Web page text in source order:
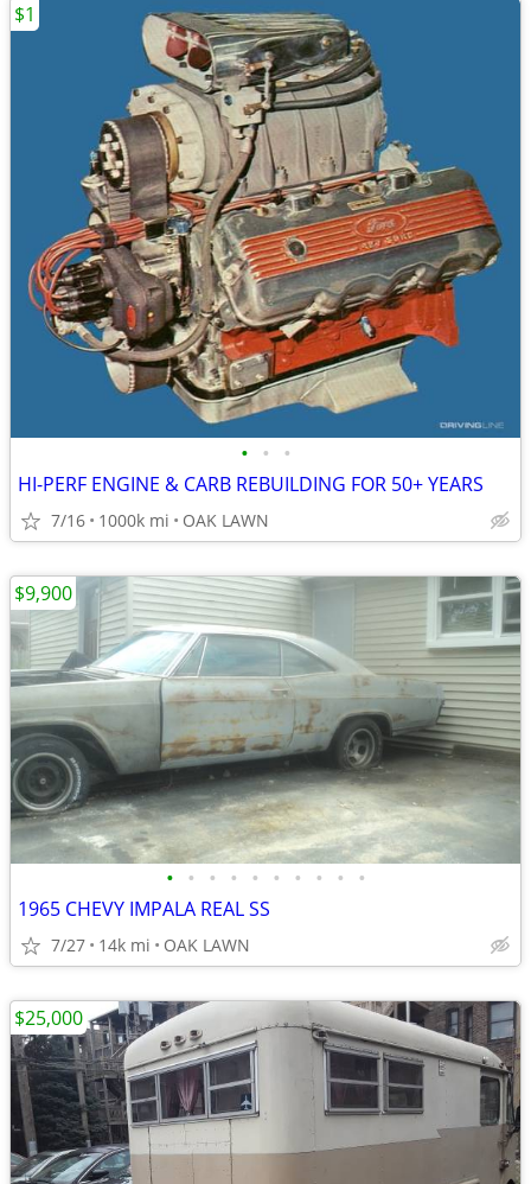
• • •
HI-PERF ENGINE & CARB REBUILDING FOR 50+ YEARS
7/16 1000k mi OAK LAWN
$1
• • • • • • • • • •
1965 CHEVY IMPALA REAL SS
7/27 14k mi OAK LAWN
$9,900
$25,000